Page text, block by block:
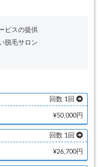
ビスの提供
脱毛サロン
回数 1回
¥50,000円
回数 1回
¥26,700円